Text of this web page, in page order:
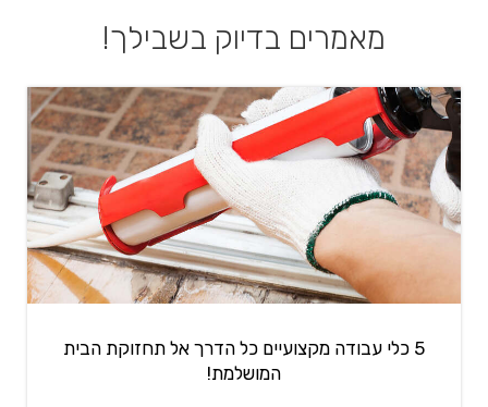
מאמרים בדיוק בשבילך!
5 כלי עבודה מקצועיים כל הדרך אל תחזוקת הבית
המושלמת!